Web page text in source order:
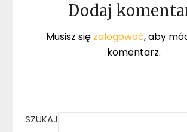
Dodaj
Musisz się zalogować, aby
komentarz.
SZUKAJ